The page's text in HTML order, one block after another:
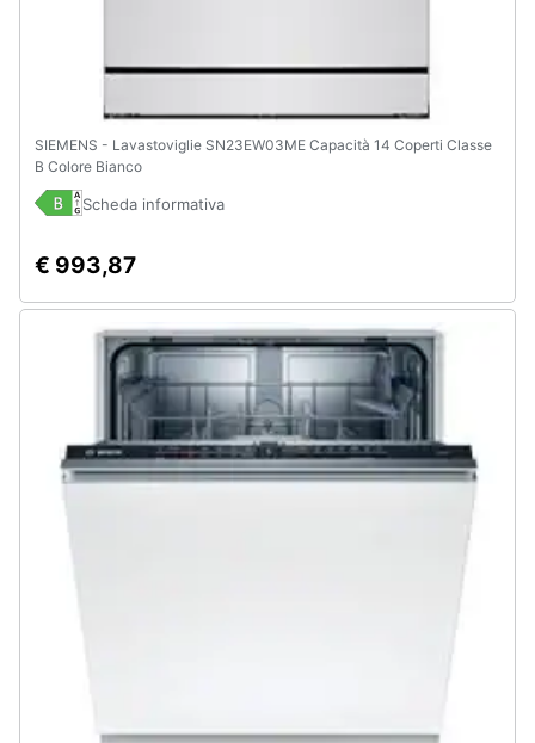
SIEMENS - Lavastoviglie SN23EW03ME Capacità 14 Coperti Classe
B Colore Bianco
Scheda informativa
€ 993,87